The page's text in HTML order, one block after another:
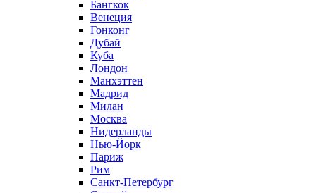
Бангкок
Венеция
Гонконг
Дубай
Куба
Лондон
Манхэттен
Мадрид
Милан
Москва
Нидерланды
Нью-Йорк
Париж
Рим
Санкт-Петербург